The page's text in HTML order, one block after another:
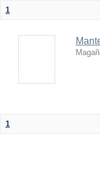
1
1